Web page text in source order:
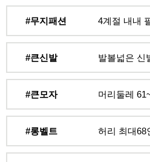
#무지패션 4계절 내내
#큰신발 발볼넓은 신
#큰모자 머리둘레
#롱벨트 허리 최대68